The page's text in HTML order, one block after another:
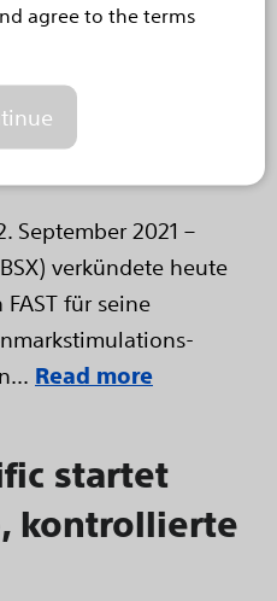
agree to the terms
Therapie für
Sub-
eine deutliche und
September 2021 –
verkündete heute
für seine
Read more
startet
kontrollierte